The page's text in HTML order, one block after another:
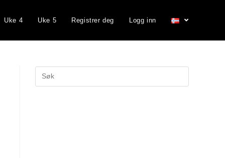
Uke 4 Uke 5 Registrer deg Logg inn